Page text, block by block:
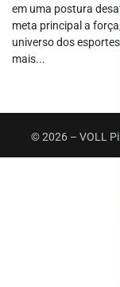
em uma postura
meta principal a
universo dos
mais...
© 2026 – VOLL